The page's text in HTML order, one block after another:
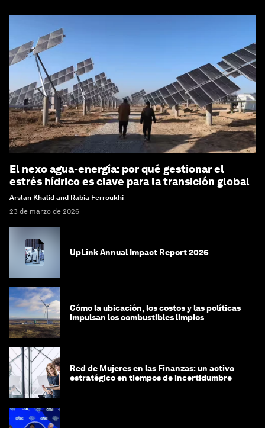
El nexo agua-energía: por qué gestionar el
estrés hídrico es clave para la transición global
Arslan Khalid and Rabia Ferroukhi
23 de marzo de 2026
UpLink Annual Impact Report 2026
Cómo la ubicación, los costos y las políticas
impulsan los combustibles limpios
Red de Mujeres en las Finanzas: un activo
estratégico en tiempos de incertidumbre